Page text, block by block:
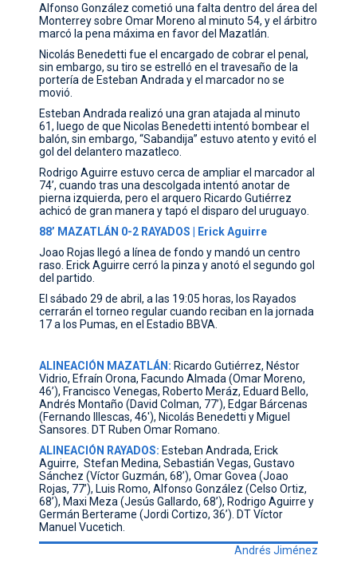
Alfonso González cometió una falta dentro del área del
Monterrey sobre Omar Moreno al minuto 54, y el árbitro
marcó la pena máxima en favor del Mazatlán.
Nicolás Benedetti fue el encargado de cobrar el penal,
sin embargo, su tiro se estrelló en el travesaño de la
portería de Esteban Andrada y el marcador no se
movió.
Esteban Andrada realizó una gran atajada al minuto
61, luego de que Nicolas Benedetti intentó bombear el
balón, sin embargo, “Sabandija” estuvo atento y evitó el
gol del delantero mazatleco.
Rodrigo Aguirre estuvo cerca de ampliar el marcador al
74’, cuando tras una descolgada intentó anotar de
pierna izquierda, pero el arquero Ricardo Gutiérrez
achicó de gran manera y tapó el disparo del uruguayo.
88’ MAZATLÁN 0-2 RAYADOS | Erick Aguirre
Joao Rojas llegó a línea de fondo y mandó un centro
raso. Erick Aguirre cerró la pinza y anotó el segundo gol
del partido.
El sábado 29 de abril, a las 19:05 horas, los Rayados
cerrarán el torneo regular cuando reciban en la jornada
17 a los Pumas, en el Estadio BBVA.
ALINEACIÓN MAZATLÁN: Ricardo Gutiérrez, Néstor
Vidrio, Efraín Orona, Facundo Almada (Omar Moreno,
46’), Francisco Venegas, Roberto Meráz, Eduard Bello,
Andrés Montaño (David Colman, 77’), Edgar Bárcenas
(Fernando Illescas, 46'), Nicolás Benedetti y Miguel
Sansores. DT Ruben Omar Romano.
ALINEACIÓN RAYADOS: Esteban Andrada, Erick
Aguirre, Stefan Medina, Sebastián Vegas, Gustavo
Sánchez (Víctor Guzmán, 68’), Omar Govea (Joao
Rojas, 77’), Luis Romo, Alfonso González (Celso Ortiz,
68’), Maxi Meza (Jesús Gallardo, 68’), Rodrigo Aguirre y
Germán Berterame (Jordi Cortizo, 36’). DT Víctor
Manuel Vucetich.
Andrés Jiménez